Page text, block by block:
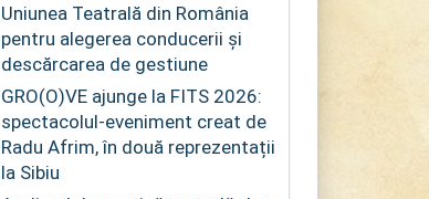
Uniunea Teatrală din România
pentru alegerea conducerii și
descărcarea de gestiune
GRO(O)VE ajunge la FITS 2026:
spectacolul-eveniment creat de
Radu Afrim, în două reprezentații
la Sibiu